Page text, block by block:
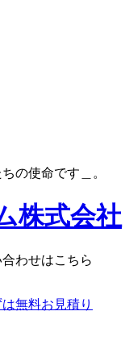
の使命です＿。
わせはこちら